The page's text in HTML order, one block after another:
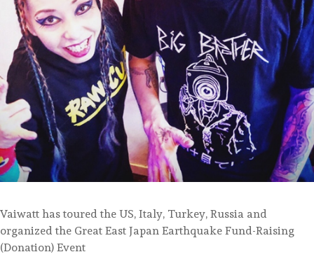
Vaiwatt has toured the US, Italy, Turkey, Russia and
organized the Great East Japan Earthquake Fund-Raising
(Donation) Event